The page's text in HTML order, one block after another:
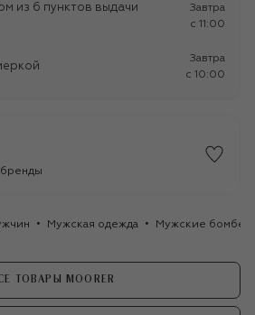
из 6 пунктов выдачи
Завтра
c 11:00
Завтра
c 10:00
Мужская одежда Мужские
ТОВАРЫ MOORER